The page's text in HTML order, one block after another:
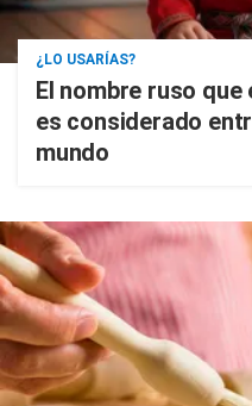
¿LO USARÍAS?
El nombre ruso
es considerado
mundo